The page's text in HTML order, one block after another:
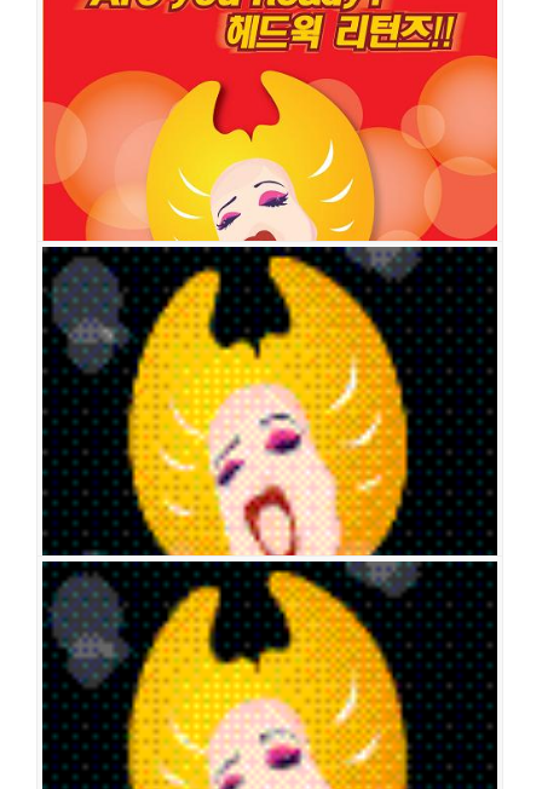
헤드윅
2012-08-11 ~ 2012-10-28
KT&G 상상아트홀
출연진
박건형 이영미 안유진 김민기 채제민Zakky
헤드윅
공연일시
2011-05-14 ~ 2011-08-21
공연장
KT&G 상상아트홀
출연진
김동완 최재웅 조정석이영미전혜선최우리김재욱
헤드윅
공연일시
2009-11-14 ~ 2010-02-28
공연장
KT&G 상상아트홀
출연진
윤도현 전혜선 리사최우리 최소영송용진송창의 윤희석 최
재웅
이주광